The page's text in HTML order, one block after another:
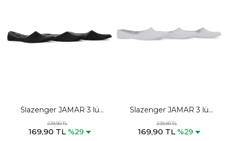
Slazenger JAMAR 3 lü
Kadın Babet Siyah Çorap
239,90 TL
169,90 TL %29
Slazenger JAMAR 3 lü
Kadın Babet Beyaz Çorap
239,90 TL
169,90 TL %29